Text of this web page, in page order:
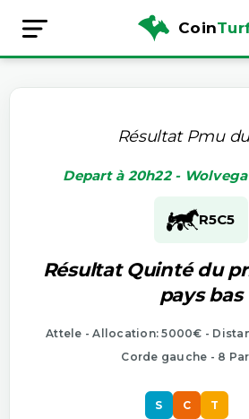
Coin
Résultat Pmu
Depart à 20h22 -
R5C5
Résultat Quinté du
pays bas
Attele - Allocation: 5000€ -
Corde gauche - 8
S C T